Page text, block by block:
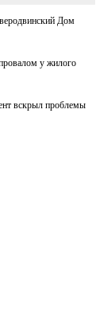
Дом
у жилого
вскрыл проблемы